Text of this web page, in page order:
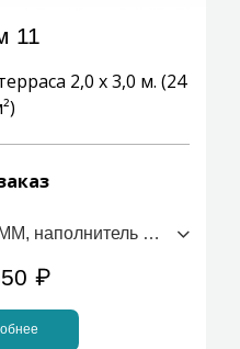
11
2,0 х 3,0 м. (24
ТОЛЩИНА СТЕН 150 ММ, наполнитель ПСБС (стоимость за 1м2)
₽